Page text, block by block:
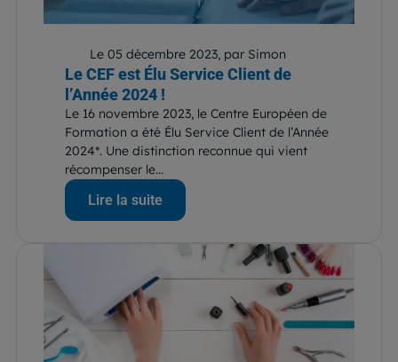
Le 05 décembre 2023, par Simon
Le CEF est Élu Service Client de
l’Année 2024 !
Le 16 novembre 2023, le Centre Européen de
Formation a été Élu Service Client de l’Année
2024*. Une distinction reconnue qui vient
récompenser le...
Lire la suite